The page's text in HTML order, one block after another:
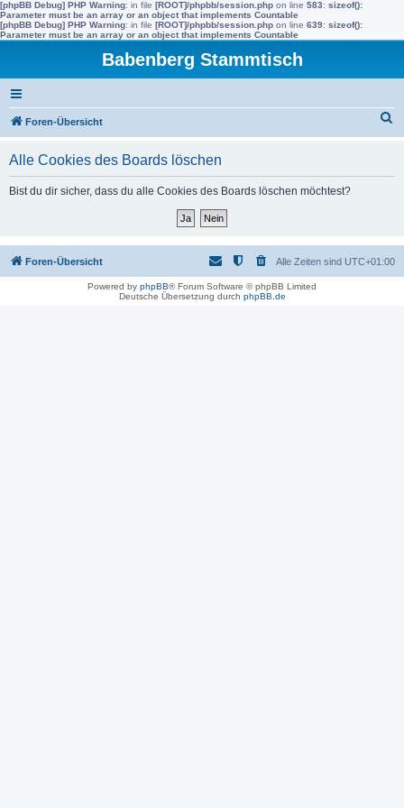
[phpBB Debug] PHP Warning: in file [ROOT]/phpbb/session.php on line 583: sizeof():
Parameter must be an array or an object that implements Countable
[phpBB Debug] PHP Warning: in file [ROOT]/phpbb/session.php on line 639: sizeof():
Parameter must be an array or an object that implements Countable
Babenberg Stammtisch
Foren-Übersicht
Alle Cookies des Boards löschen
Bist du dir sicher, dass du alle Cookies des Boards löschen möchtest?
Foren-Übersicht Alle Zeiten sind UTC+01:00
Powered by phpBB® Forum Software © phpBB Limited
Deutsche Übersetzung durch phpBB.de